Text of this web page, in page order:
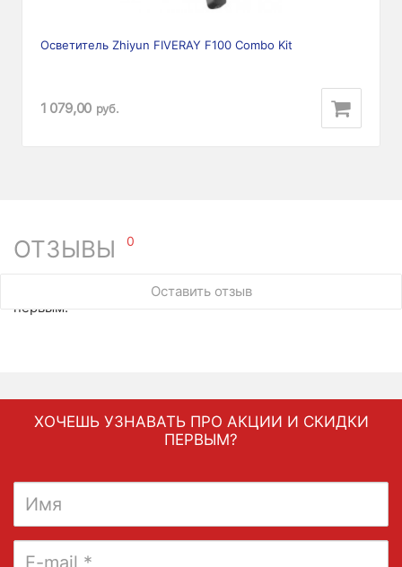
Осветитель Zhiyun FIVERAY F100 Combo Kit
1 079,00 руб.
ОТЗЫВЫ 0
Оставить отзыв
У этого товара нет ни одного отзыва. Вы можете стать
первым.
ХОЧЕШЬ УЗНАВАТЬ ПРО АКЦИИ И СКИДКИ
ПЕРВЫМ?